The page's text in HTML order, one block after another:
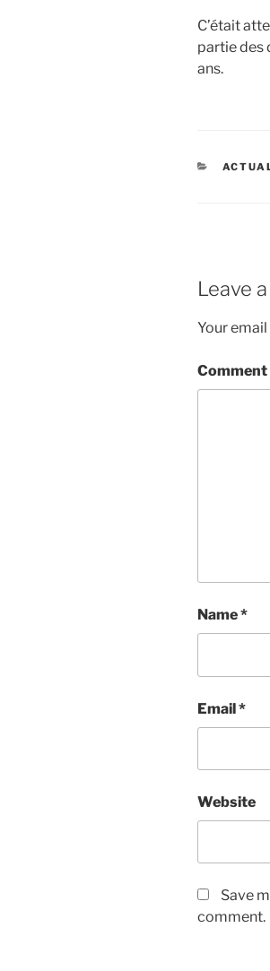
C’était
partie des
ans.
Leave
Your
Comment
Name*
Email*
Website
Save
comment.